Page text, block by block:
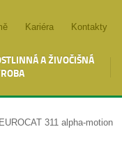
A ŽIVOČIŠNÁ
Kariéra Kontakty
EUROCAT 311 alpha-motion